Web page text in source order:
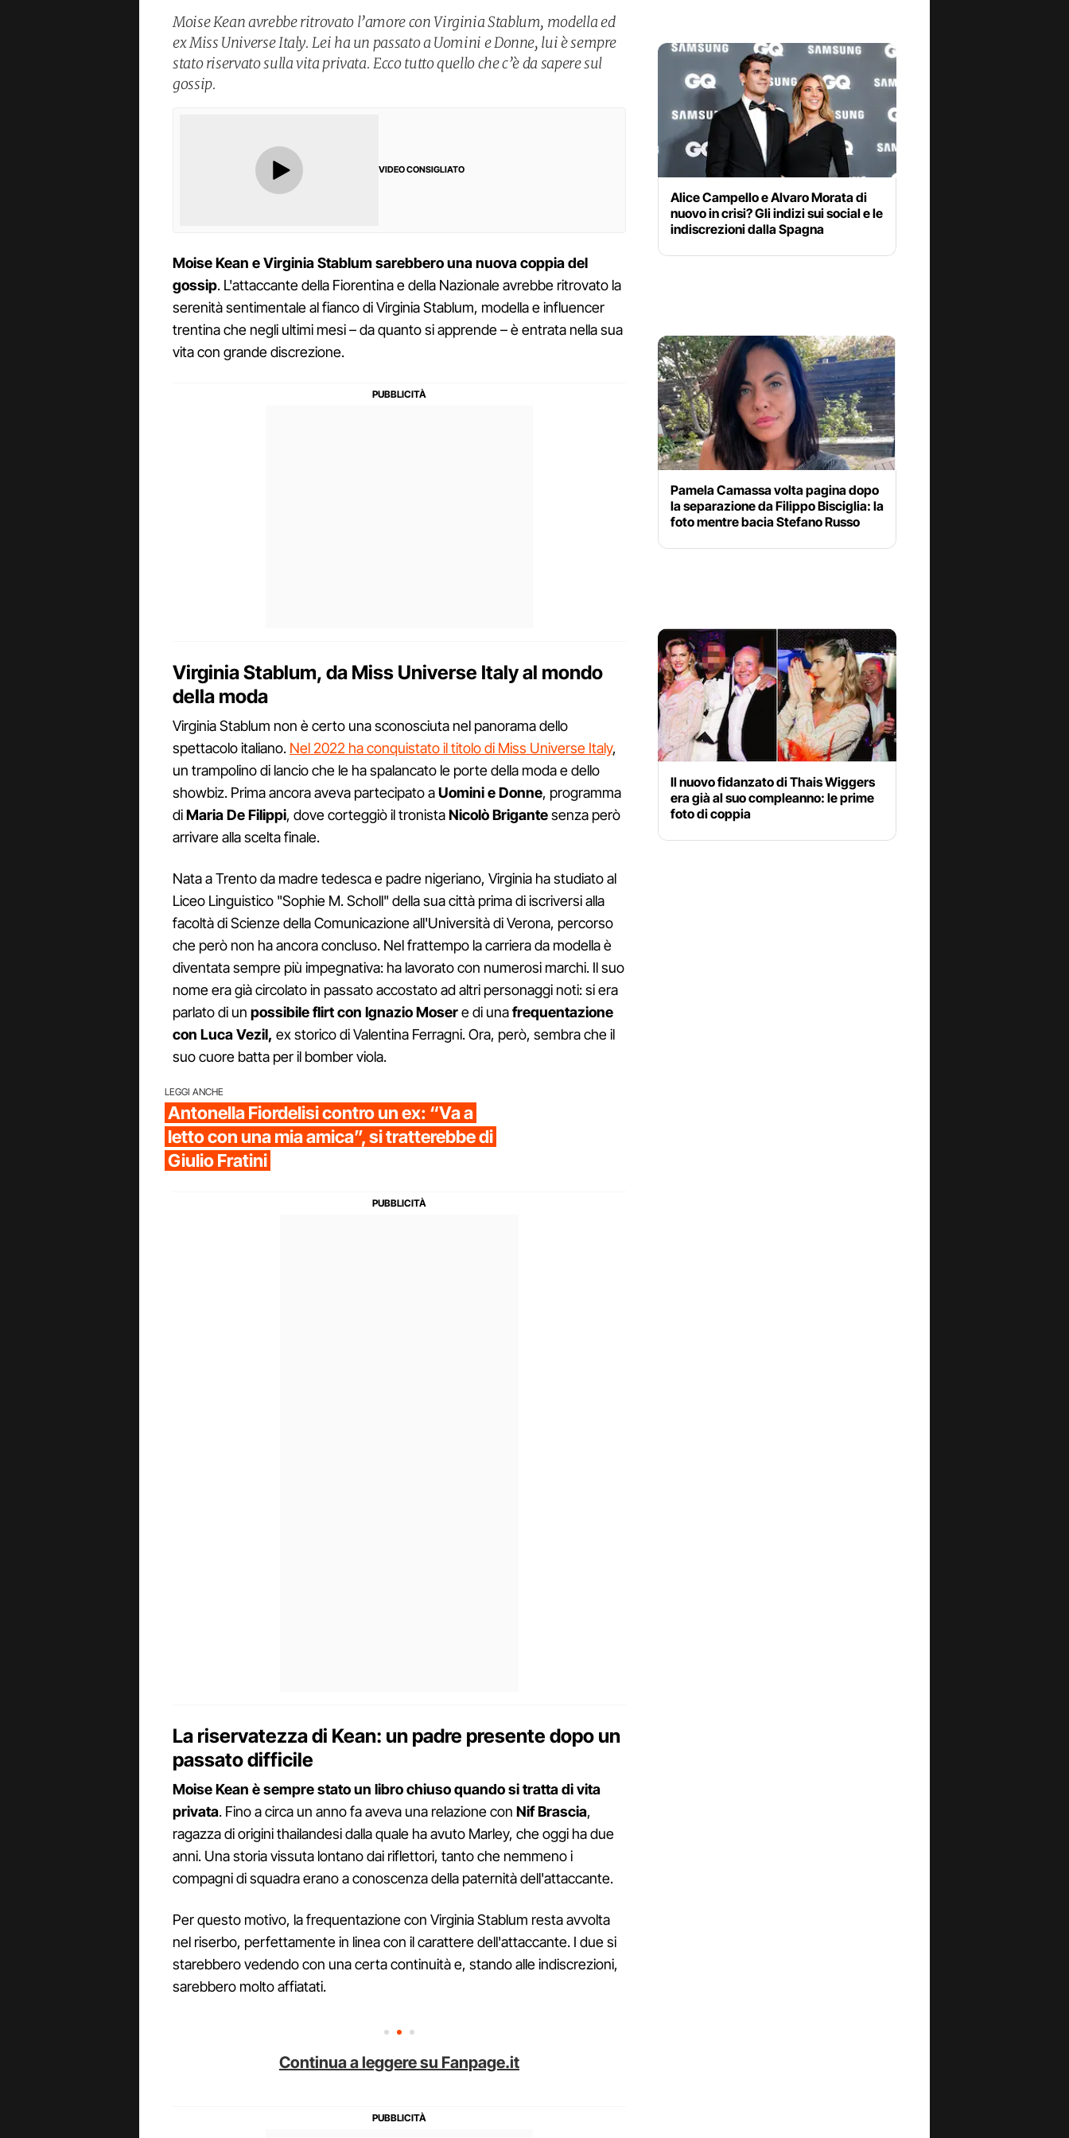
Moise Kean avrebbe ritrovato l’amore con Virginia Stablum, modella ed
ex Miss Universe Italy. Lei ha un passato a Uomini e Donne, lui è sempre
stato riservato sulla vita privata. Ecco tutto quello che c’è da sapere sul
gossip.
VIDEO CONSIGLIATO
Moise Kean e Virginia Stablum sarebbero una nuova coppia del
gossip. L'attaccante della Fiorentina e della Nazionale avrebbe ritrovato la
serenità sentimentale al fianco di Virginia Stablum, modella e influencer
trentina che negli ultimi mesi – da quanto si apprende – è entrata nella sua
vita con grande discrezione.
Virginia Stablum, da Miss Universe Italy al mondo
della moda
Virginia Stablum non è certo una sconosciuta nel panorama dello
spettacolo italiano. Nel 2022 ha conquistato il titolo di Miss Universe Italy,
un trampolino di lancio che le ha spalancato le porte della moda e dello
showbiz. Prima ancora aveva partecipato aUominieDonne, programma
diMariaDeFilippi, dove corteggiò il tronistaNicolòBrigantesenza però
arrivare alla scelta finale.
Nata a Trento da madre tedesca e padre nigeriano, Virginia ha studiato al
Liceo Linguistico "Sophie M. Scholl" della sua città prima di iscriversi alla
facoltà di Scienze della Comunicazione all'Università di Verona, percorso
che però non ha ancora concluso. Nel frattempo la carriera da modella è
diventata sempre più impegnativa: ha lavorato con numerosi marchi. Il suo
nome era già circolato in passato accostato ad altri personaggi noti: si era
parlato di un possibile flirt con Ignazio Mosere di unafrequentazione
con Luca Vezil, ex storico di Valentina Ferragni. Ora, però, sembra che il
suo cuore batta per il bomber viola.
LEGGI ANCHE
Antonella Fiordelisi contro un ex: “Va a
letto con una mia amica”, si tratterebbe di
Giulio Fratini
La riservatezza di Kean: un padre presente dopo un
passato difficile
Moise Kean è sempre stato un libro chiuso quando si tratta di vita
privata. Fino a circa un anno fa aveva una relazione con NifBrascia,
ragazza di origini thailandesi dalla quale ha avuto Marley, che oggi ha due
anni. Una storia vissuta lontano dai riflettori, tanto che nemmeno i
compagni di squadra erano a conoscenza della paternità dell'attaccante.
Per questo motivo, la frequentazione con Virginia Stablum resta avvolta
nel riserbo, perfettamente in linea con il carattere dell'attaccante. I due si
starebbero vedendo con una certa continuità e, stando alle indiscrezioni,
sarebbero molto affiatati.
Continua a leggere su Fanpage.it
Alice Campello e Alvaro Morata di
nuovo in crisi? Gli indizi sui social e le
indiscrezioni dalla Spagna
Pamela Camassa volta pagina dopo
la separazione da Filippo Bisciglia: la
foto mentre bacia Stefano Russo
Il nuovo fidanzato di Thais Wiggers
era già al suo compleanno: le prime
foto di coppia